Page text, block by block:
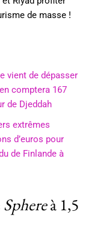
de masse !
vient de dépasser
comptera 167
de Djeddah
extrêmes
d’euros pour
de Finlande à
Sphereà 1,5